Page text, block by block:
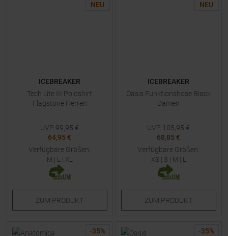
NEU
ICEBREAKER
Tech Lite III Poloshirt
Flagstone Herren
UVP 99,95 €
64,95 €
Verfügbare Größen:
M | L | XL
ZUM PRODUKT
NEU
ICEBREAKER
Oasis Funktionshose Black
Damen
UVP 105,95 €
68,85 €
Verfügbare Größen:
XS | S | M | L
ZUM PRODUKT
-35% -35%